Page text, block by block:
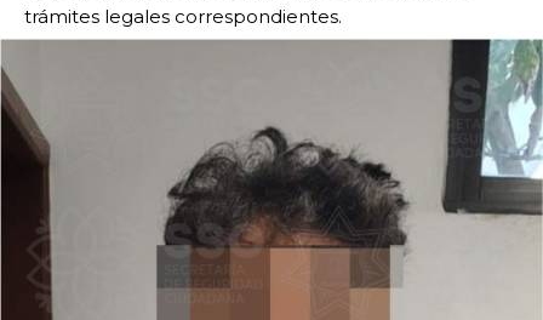
trámites legales correspondientes.